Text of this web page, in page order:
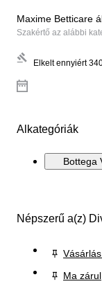
Maxime Betticare
Szakértő az alábbi
Elkelt ennyiért
Alkategóriák
Bottega
Népszerű a(z)
Ma zárul